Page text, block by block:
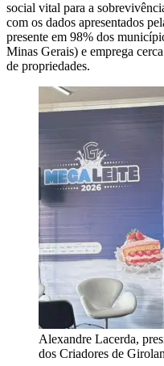
social vital para a
com os dados apresentados
presente em 98% dos
Minas Gerais) e emprega
de propriedades.
Alexandre Lacerda,
dos Criadores de